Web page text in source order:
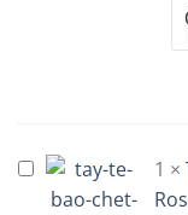
Silk
Oil
Essence
Tẩy
1 ×